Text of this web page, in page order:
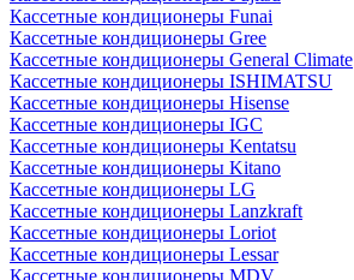
Кассетные кондиционеры Funai
Кассетные кондиционеры Gree
Кассетные кондиционеры General Climate
Кассетные кондиционеры ISHIMATSU
Кассетные кондиционеры Hisense
Кассетные кондиционеры IGC
Кассетные кондиционеры Kentatsu
Кассетные кондиционеры Kitano
Кассетные кондиционеры LG
Кассетные кондиционеры Lanzkraft
Кассетные кондиционеры Loriot
Кассетные кондиционеры Lessar
Кассетные кондиционеры MDV